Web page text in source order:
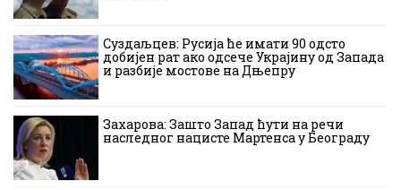
Суздаљцев: Русија ће имати 90 одсто
добијен рат ако одсече Украјину од Запада
и разбије мостове на Дњепру
Захарова: Зашто Запад ћути на речи
наследног нацисте Мартенса у Београду